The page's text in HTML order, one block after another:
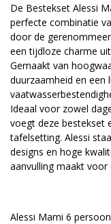
De Bestekset Alessi
perfecte combinatie
door de
een tijdloze charme
Gemaakt van
duurzaamheid en een
Ideaal voor zowel
voegt deze bestekset
tafelsetting. Alessi
designs en hoge
aanvulling maakt voor
Alessi Mami 6